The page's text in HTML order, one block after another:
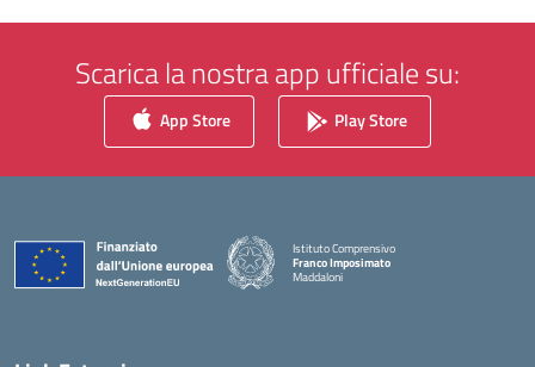
Scarica la nostra app ufficiale su:
App Store Play Store
Istituto Comprensivo
Franco Imposimato
Maddaloni